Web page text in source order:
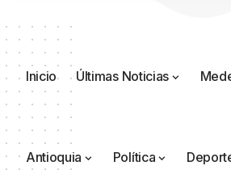
Inicio Últimas Noticias
Antioquia Política